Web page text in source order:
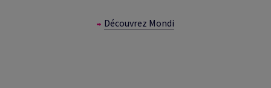
Découvrez Mondi